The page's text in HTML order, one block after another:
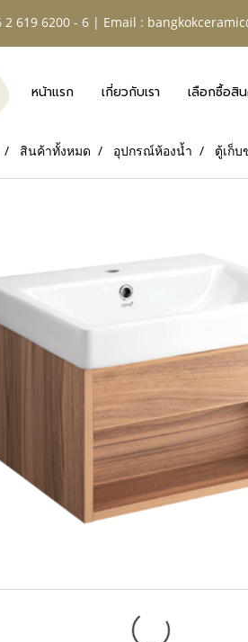
619 6200 - 6 | Email :
หน้าแรก เกี่ยวกับเรา เลือกซื้อสิ
สินค้าทั้งหมด อุปกรณ์ห้องน้ำ ตู้เก็บ